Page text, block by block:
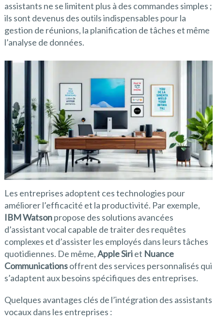
assistants ne se limitent plus à des commandes simples ;
ils sont devenus des outils indispensables pour la
gestion de réunions, la planification de tâches et même
l’analyse de données.
Les entreprises adoptent ces technologies pour
améliorer l’efficacité et la productivité. Par exemple,
IBM Watsonpropose des solutions avancées
d’assistant vocal capable de traiter des requêtes
complexes et d’assister les employés dans leurs tâches
quotidiennes. De même,Apple Siriet Nuance
Communicationsoffrent des services personnalisés qui
s’adaptent aux besoins spécifiques des entreprises.
Quelques avantages clés de l’intégration des assistants
vocaux dans les entreprises :